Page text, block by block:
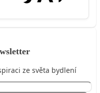
ze světa bydlení